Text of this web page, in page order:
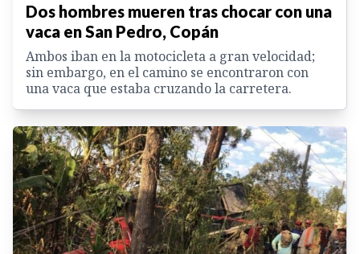
Dos hombres mueren tras chocar con una
vaca en San Pedro, Copán
Ambos iban en la motocicleta a gran velocidad;
sin embargo, en el camino se encontraron con
una vaca que estaba cruzando la carretera.